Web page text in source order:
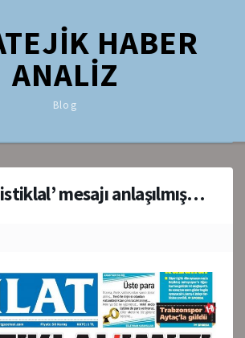
HABER
ANALİZ
Blog
mesajı anlaşılmış…